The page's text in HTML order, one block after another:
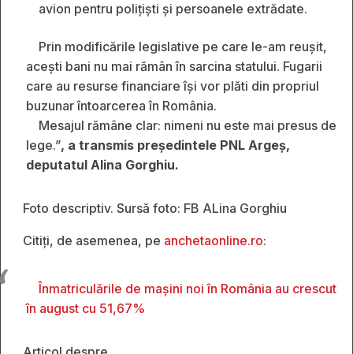
avion pentru polițiști și persoanele extrădate.
Prin modificările legislative pe care le-am reușit,
acești bani nu mai rămân în sarcina statului. Fugarii
care au resurse financiare își vor plăti din propriul
buzunar întoarcerea în România.
Mesajul rămâne clar: nimeni nu este mai presus de
lege.”, a transmis președintele PNL Argeș,
deputatul Alina Gorghiu.
Foto descriptiv. Sursă foto: FB ALina Gorghiu
Citiți, de asemenea, pe anchetaonline.ro:
Înmatriculările de maşini noi în România au crescut
în august cu 51,67%